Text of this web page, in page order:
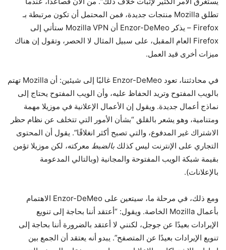
تطلق Mozilla منتجات جديدة، فمن المحتمل أن تكون مرتبطة بـ
Firefox – يذكر Enzor-DeMeo أن Mozilla VPN ستأتي إلى
Firefox العام المقبل، على سبيل المثال لا الحصر، وتقول إن هناك
ميزات أخرى قيد العمل.
في محادثتنا، تعود Enzor-DeMeo غالبًا إلى شيئين: أن Mozilla تهتم
بالويب المفتوح وتريد الحفاظ عليه، وأن الويب المفتوح يحتاج إلى
نماذج أعمال جديدة. ويقول إن الأعمال الإعلانية في موزيلا مهمة
ومتنامية، وهو يشعر بالقلق “بشأن الأمور التي تتخلف عن نظام حظر
الاشتراك غير المدفوع، والتي تصبح أكثر انغلاقًا”. يقول أن المحتوى
التجاري على الإنترنت ليس كذلك بالضبط معركته، لكن موزيلا تؤمن
بقيمة شبكة الويب المفتوحة والمجانية (وبالتالي المدعومة
بالإعلانات).
ومع ذلك، في مرحلة ما، سيتعين على Enzor-DeMeo الاهتمام
بأعمال Mozilla الخاصة. ويقول: “أعتقد أننا بحاجة إلى تنويع
الإيرادات بعيدًا عن جوجل، لكنني لا أعتقد بالضرورة أننا بحاجة إلى
تنويع الإيرادات بعيدًا عن المتصفح”. يبدو أنه يعتقد أن الجمع بين